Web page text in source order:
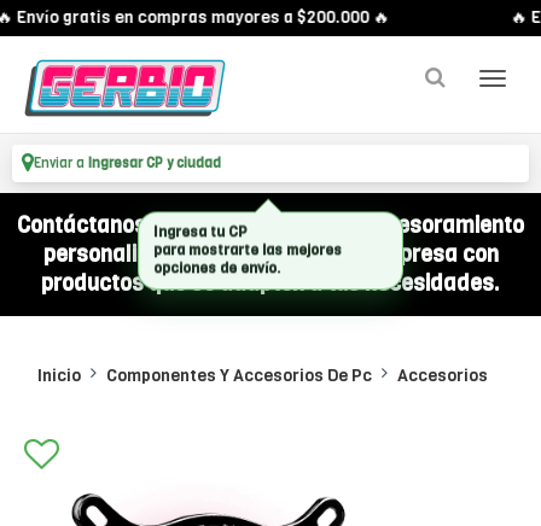
Envío gratis en compras mayores a $200.000 🔥 🔥
Enviar a Ingresar CP y ciudad
Contáctanos por WhatsApp y recibí asesoramiento
personalizado para equipar a tu empresa con
productos que se adapten a tus necesidades.
Inicio Componentes Y Accesorios De Pc Accesorios